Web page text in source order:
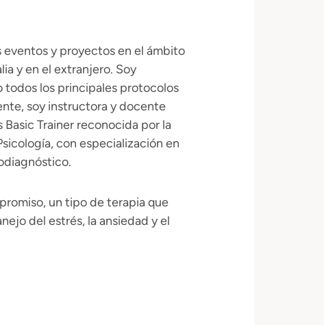
eventos y proyectos en el ámbito
y en el extranjero. Soy
todos los principales protocolos
soy instructora y docente
Trainer reconocida por la
con especialización en
un tipo de terapia que
del estrés, la ansiedad y el